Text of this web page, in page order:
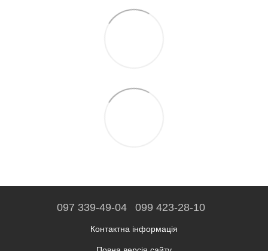
097 339-49-04 099 423-28-10
Контактна інформація